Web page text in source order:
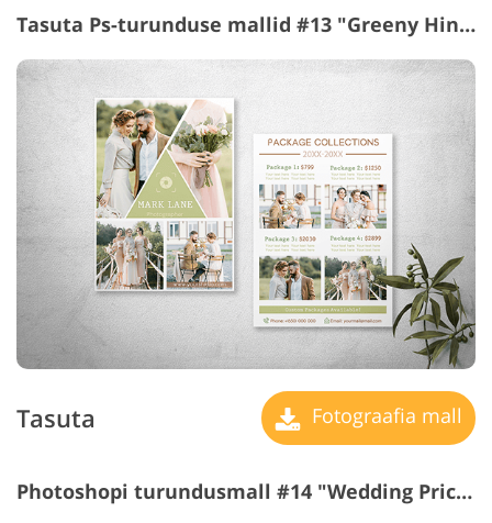
Tasuta Ps-turunduse mallid #13 "Greeny Hinnakujundus Juhend"
Tasuta Fotograafia mall
Photoshopi turundusmall #14 "Wedding Price List"